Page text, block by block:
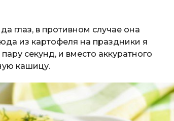
глаз, в противном случае она
из картофеля на праздники я
секунд, и вместо аккуратного
кашицу.